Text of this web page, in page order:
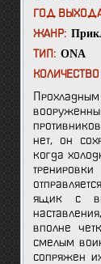
ГОД
ЖАНР:
ТИП: ONA
нет, он
когда
ящик с
вполне
смелым
сопряжен